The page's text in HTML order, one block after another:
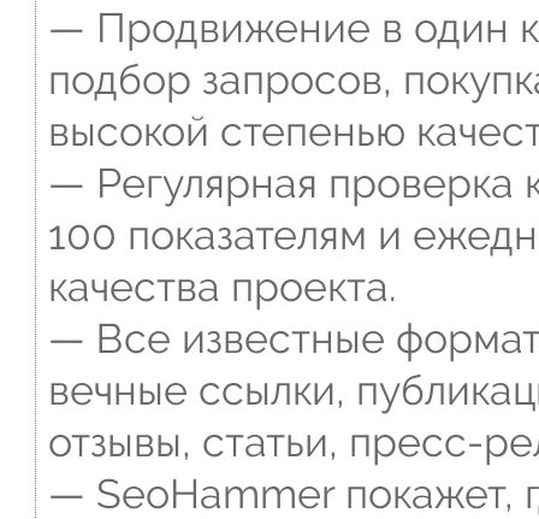
— Продвижение в один
подбор запросов,
высокой степенью
— Регулярная проверка
100 показателям и
качества проекта.
— Все известные
вечные ссылки,
отзывы, статьи, пресс-
— SeoHammer покажет,